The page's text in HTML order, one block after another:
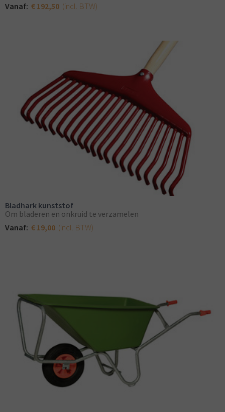
Vanaf: € 192,50 (incl. BTW)
Bladhark kunststof
Om bladeren en onkruid te verzamelen
Vanaf: € 19,00 (incl. BTW)